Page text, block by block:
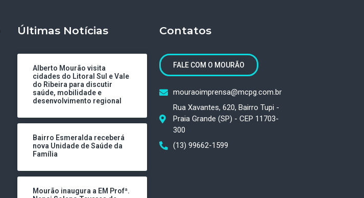
Últimas Notícias
Alberto Mourão visita
cidades do Litoral Sul e Vale
do Ribeira para discutir
saúde, mobilidade e
desenvolvimento regional
Bairro Esmeralda receberá
nova Unidade de Saúde da
Família
Mourão inaugura a EM Profª.
Contatos
FALE COM O MOURÃO
mouraoimprensa@mcpg.com.br
Rua Xavantes, 620, Bairro Tupi -
Praia Grande (SP) - CEP 11703-
300
(13) 99662-1599